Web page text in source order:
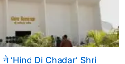
‘Hind Di Chadar’ Shri